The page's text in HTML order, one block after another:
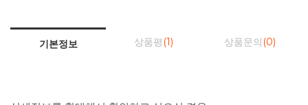
기본정보 상품평 (1) 상품문의 (0)